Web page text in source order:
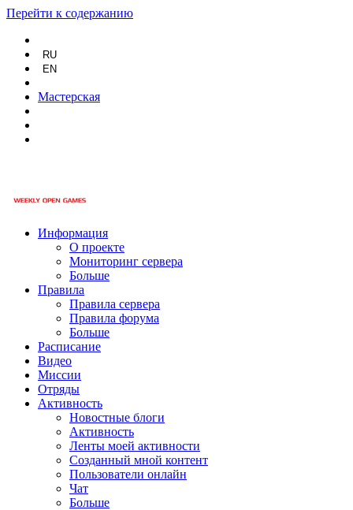
Перейти к содержанию
RU
EN
Мастерская
Информация
О проекте
Мониторинг сервера
Больше
Правила
Правила сервера
Правила форума
Больше
Расписание
Видео
Миссии
Отряды
Активность
Новостные блоги
Активность
Ленты моей активности
Созданный мной контент
Пользователи онлайн
Чат
Больше